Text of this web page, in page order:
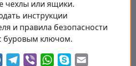
чехлы или ящики.
инструкции
и правила безопасности
буровым ключом.
Mail.RuTelegram
Viber WhatsApp
Skype